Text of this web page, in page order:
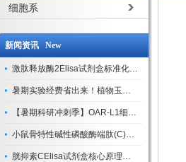
细胞系
新闻资讯 New
激肽释放酶2Elisa试剂盒标准化实验操作与质控体系解析
暑期实验经费省出来！植物玉米索核苷（ZR ）elisa酶联免疫试剂盒
【暑期科研冲刺季】OAR-L1细胞专用培养基特惠，助力实验高效突破
小鼠骨特性碱性磷酸酶端肽(C)elisa试剂盒大促，骨科研人速囤
胱抑素CElisa试剂盒核心原理、产品特性与全流程操作规范详解